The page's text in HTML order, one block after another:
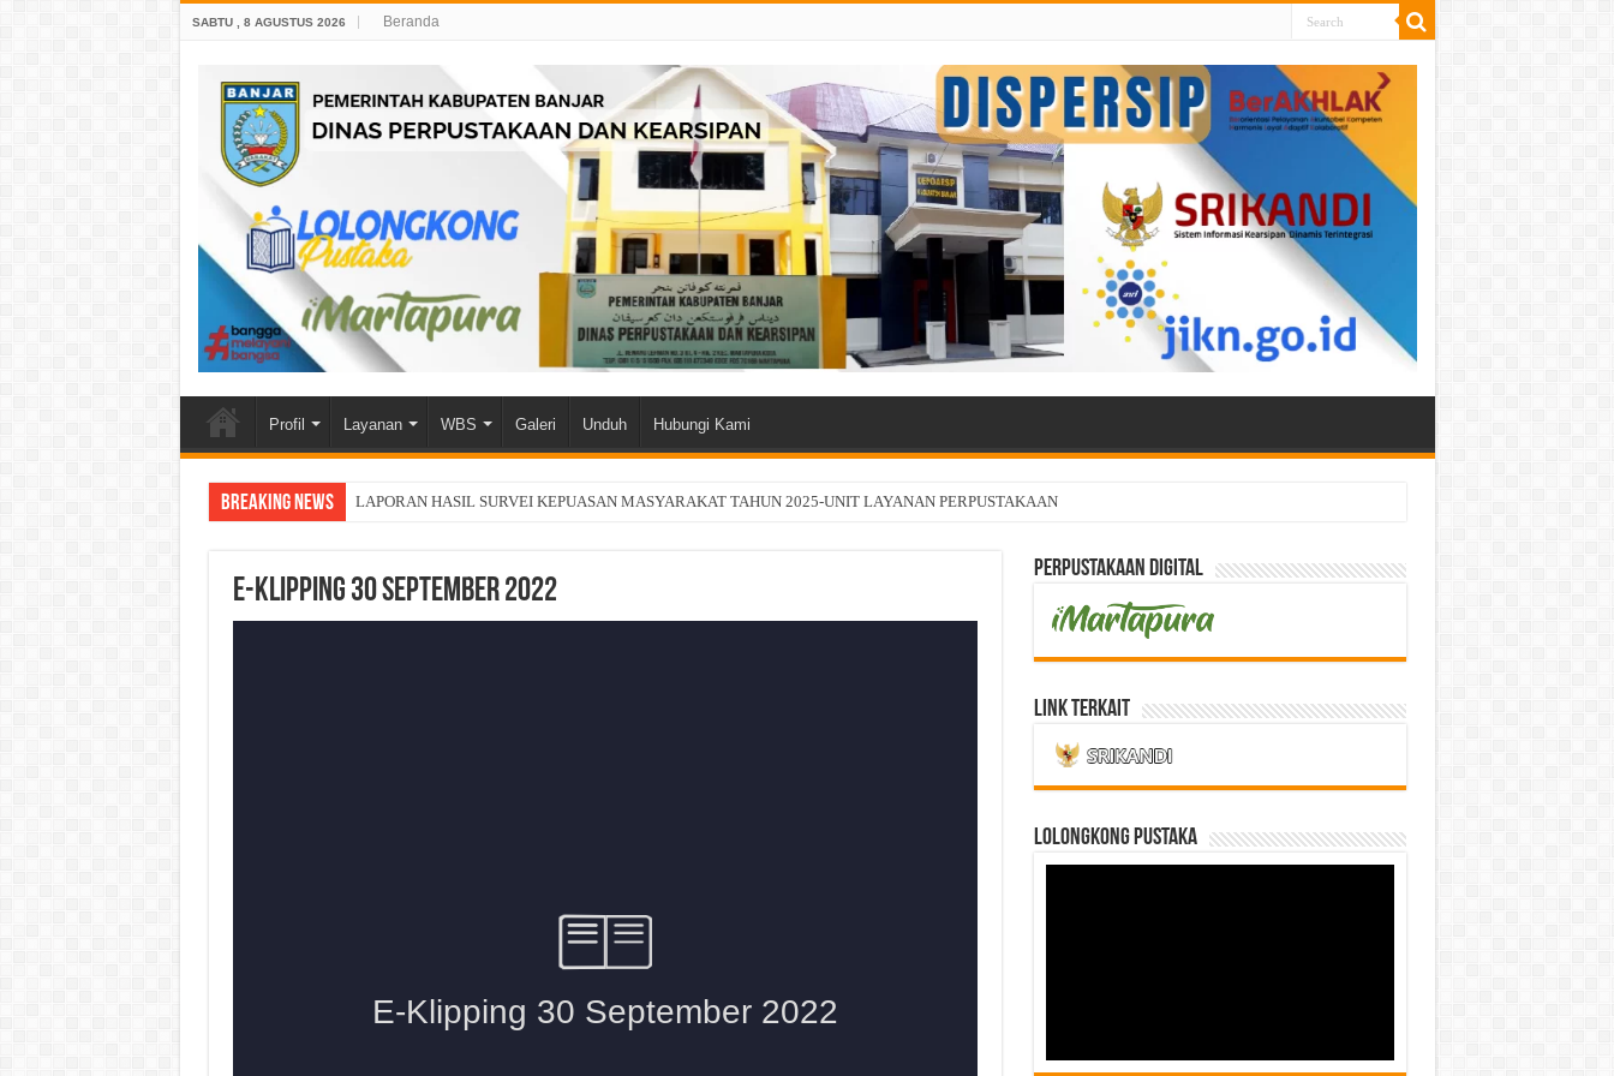
SABTU , 8 AGUSTUS 2026 Beranda
Profil Layanan WBS Galeri Unduh Hubungi Kami
Breaking News LAPORAN HASIL SURVEI KEPUASAN MASYARAKAT TAHUN 2025-UNIT LAYANAN PERPUSTAKAAN
E-Klipping 30 September 2022
Perpustakaan Digital
Link Terkait
LOLONGKONG PUSTAKA